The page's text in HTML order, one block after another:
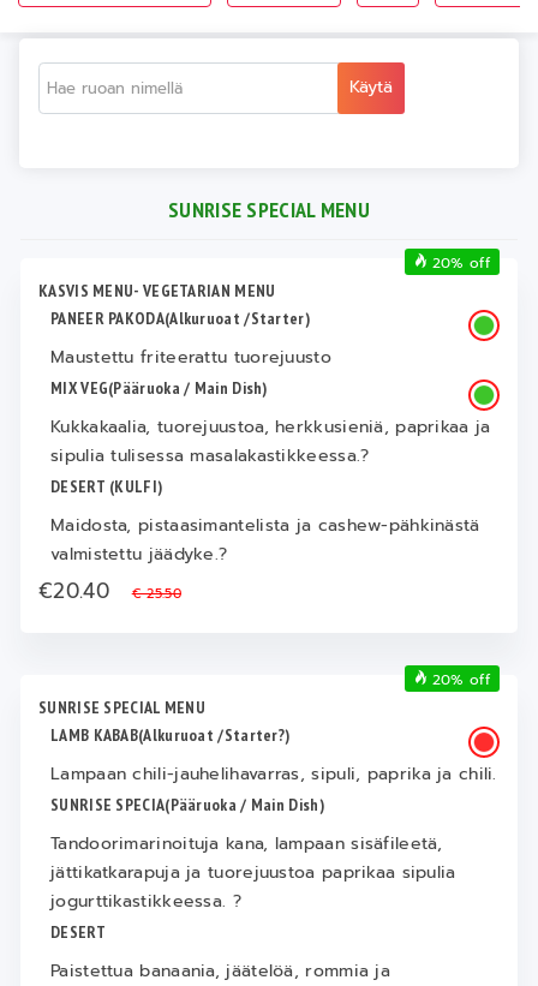
Käytä
SUNRISE SPECIAL MENU
KASVIS MENU- VEGETARIAN MENU
PANEER PAKODA(Alkuruoat /Starter)
Maustettu friteerattu tuorejuusto
MIX VEG(Pääruoka / Main Dish)
Kukkakaalia, tuorejuustoa, herkkusieniä, paprikaa ja
sipulia tulisessa masalakastikkeessa.?
DESERT (KULFI)
Maidosta, pistaasimantelista ja cashew-pähkinästä
valmistettu jäädyke.?
€20.40€ 25.50
20% off
SUNRISE SPECIAL MENU
LAMB KABAB(Alkuruoat /Starter?)
Lampaan chili-jauhelihavarras, sipuli, paprika ja chili.
SUNRISE SPECIA(Pääruoka / Main Dish)
Tandoorimarinoituja kana, lampaan sisäfileetä,
jättikatkarapuja ja tuorejuustoa paprikaa sipulia
jogurttikastikkeessa. ?
DESERT
Paistettua banaania, jäätelöä, rommia ja
20% off